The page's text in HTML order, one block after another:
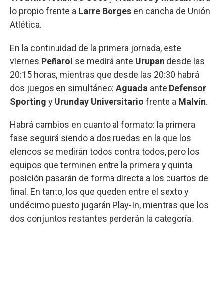
lo propio frente a Larre Borges en cancha de Unión
Atlética.
En la continuidad de la primera jornada, este
viernes Peñarol se medirá ante Urupan desde las
20:15 horas, mientras que desde las 20:30 habrá
dos juegos en simultáneo: Aguada ante Defensor
Sporting y Urunday Universitario frente a Malvín.
Habrá cambios en cuanto al formato: la primera
fase seguirá siendo a dos ruedas en la que los
elencos se medirán todos contra todos, pero los
equipos que terminen entre la primera y quinta
posición pasarán de forma directa a los cuartos de
final. En tanto, los que queden entre el sexto y
undécimo puesto jugarán Play-In, mientras que los
dos conjuntos restantes perderán la categoría.